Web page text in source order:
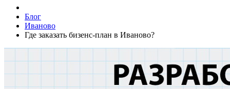
Блог
Иваново
Где заказать бизенс-план в Иваново?